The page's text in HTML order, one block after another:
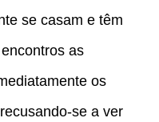
se casam e têm
as
os
se a ver